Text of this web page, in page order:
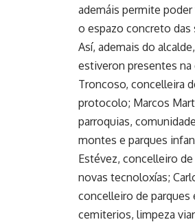
ademáis permite
o espazo concreto das
Así, ademais do
estiveron presentes na
Troncoso, concelleira
protocolo; Marcos
parroquias,
montes e parques
Estévez, concelleiro
novas tecnoloxías;
concelleiro de parques
cemiterios, limpeza